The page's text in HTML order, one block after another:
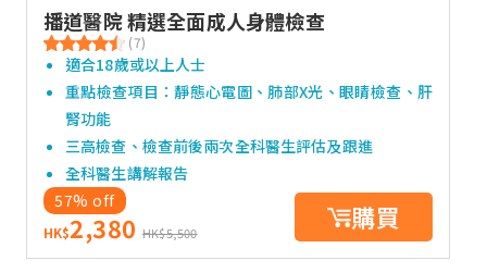
播道醫院 精選全面成人身體檢查
(7)
適合18歲或以上人士
重點檢查項目：靜態心電圖、肺部X光、眼睛檢查、肝
腎功能
三高檢查、檢查前後兩次全科醫生評估及跟進
全科醫生講解報告
57% off
HK$2,380 HK$5,500 購買